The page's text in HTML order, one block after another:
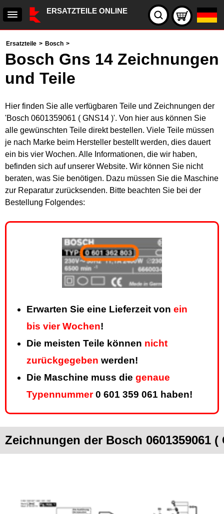
ERSATZTEILE ONLINE
Ersatzteile > Bosch >
Bosch Gns 14 Zeichnungen
und Teile
Hier finden Sie alle verfügbaren Teile und Zeichnungen der
'Bosch 0601359061 ( GNS14 )'. Von hier aus können Sie
alle gewünschten Teile direkt bestellen. Viele Teile müssen
je nach Marke beim Hersteller bestellt werden, dies dauert
ein bis vier Wochen. Alle Informationen, die wir haben,
befinden sich auf unserer Website. Wir können Sie nicht
beraten, was Sie benötigen. Dazu müssen Sie die Maschine
zur Reparatur zurücksenden. Bitte beachten Sie bei der
Bestellung Folgendes:
Erwarten Sie eine Lieferzeit von ein
bis vier Wochen!
Die meisten Teile können nicht
zurückgegeben werden!
Die Maschine muss die genaue
Typennummer0 601 359 061 haben!
Zeichnungen der Bosch 0601359061 (